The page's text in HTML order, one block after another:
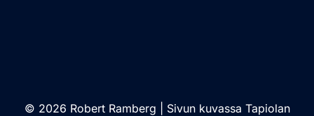
© 2026 Robert Ramberg | Sivun kuvassa Tapiolan